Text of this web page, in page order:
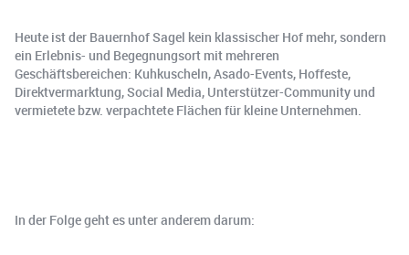
Heute ist der Bauernhof Sagel kein klassischer Hof mehr, sondern
ein Erlebnis- und Begegnungsort mit mehreren
Geschäftsbereichen: Kuhkuscheln, Asado-Events, Hoffeste,
Direktvermarktung, Social Media, Unterstützer-Community und
vermietete bzw. verpachtete Flächen für kleine Unternehmen.
In der Folge geht es unter anderem darum: